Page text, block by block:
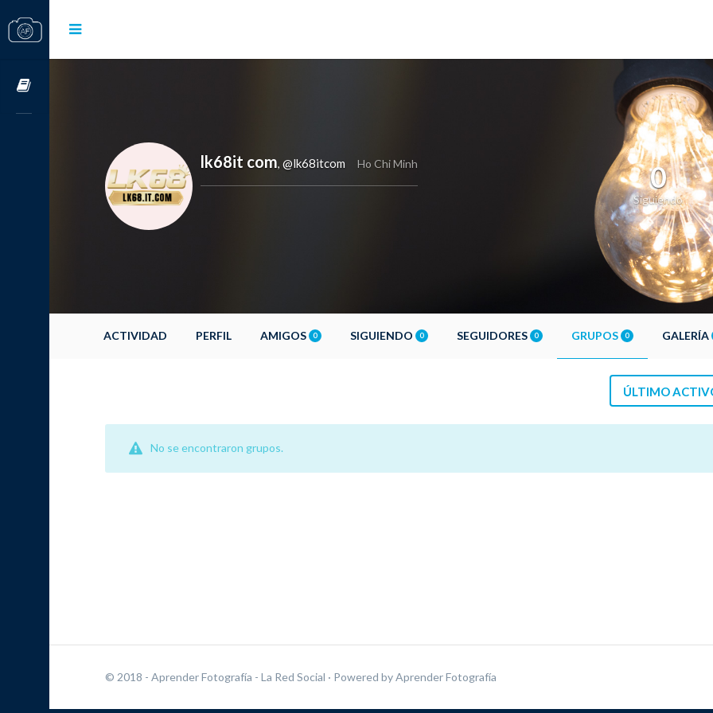
lk68it com, @lk68itcom Ho Chi Minh 0
Siguiendo
ACTIVIDAD PERFIL AMIGOS 0 SIGUIENDO 0 SEGUIDORES 0 GRUPOS 0 GALERÍA
ÚLTIMO
No se encontraron grupos.
© 2018 - Aprender Fotografía - La Red Social · Powered byAprender Fotografía